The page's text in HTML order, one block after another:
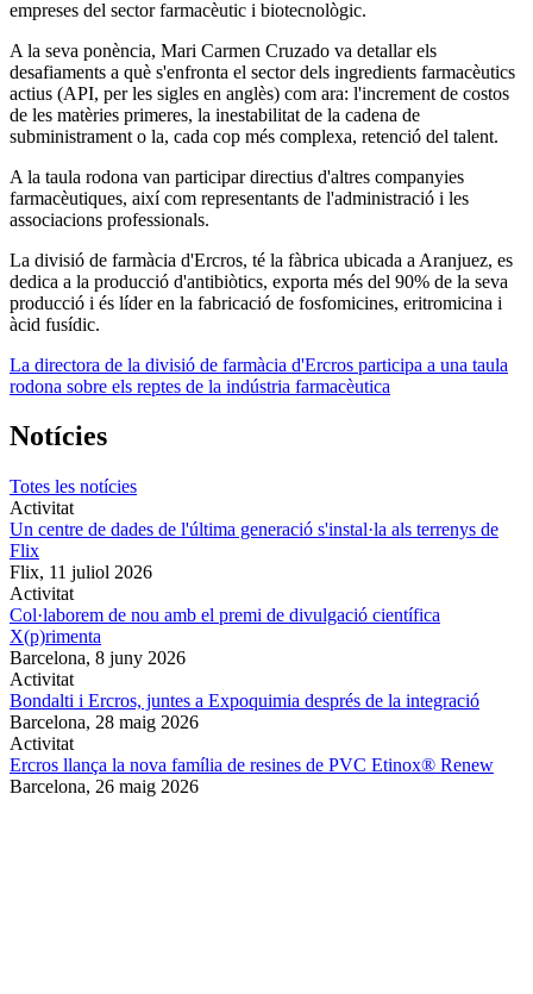
empreses del sector farmacèutic i biotecnològic.
A la seva ponència, Mari Carmen Cruzado va detallar els
desafiaments a què s'enfronta el sector dels ingredients farmacèutics
actius (API, per les sigles en anglès) com ara: l'increment de costos
de les matèries primeres, la inestabilitat de la cadena de
subministrament o la, cada cop més complexa, retenció del talent.
A la taula rodona van participar directius d'altres companyies
farmacèutiques, així com representants de l'administració i les
associacions professionals.
La divisió de farmàcia d'Ercros, té la fàbrica ubicada a Aranjuez, es
dedica a la producció d'antibiòtics, exporta més del 90% de la seva
producció i és líder en la fabricació de fosfomicines, eritromicina i
àcid fusídic.
La directora de la divisió de farmàcia d'Ercros participa a una taula
rodona sobre els reptes de la indústria farmacèutica
Notícies
Totes les notícies
Activitat
Un centre de dades de l'última generació s'instal·la als terrenys de
Flix
Flix, 11 juliol 2026
Activitat
Col·laborem de nou amb el premi de divulgació científica
X(p)rimenta
Barcelona, 8 juny 2026
Activitat
Bondalti i Ercros, juntes a Expoquimia després de la integració
Barcelona, 28 maig 2026
Activitat
Ercros llança la nova família de resines de PVC Etinox® Renew
Barcelona, 26 maig 2026